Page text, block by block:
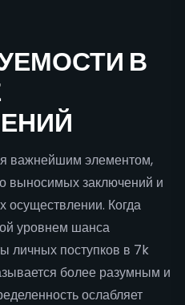
В
важнейшим элементом,
выносимых заключений и
осуществлении. Когда
уровнем шанса
личных поступков в 7k
более разумным и
ослабляет